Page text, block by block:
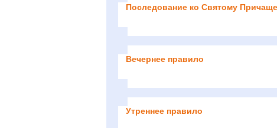
Последование ко Святому
Вечернее правило
Утреннее правило